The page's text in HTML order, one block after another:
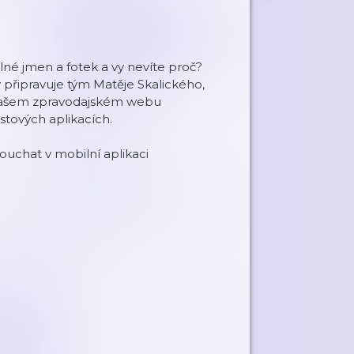
jmen a fotek a vy nevíte proč?
tým Matěje Skalického,
zpravodajském webu
aplikacích.
v mobilní aplikaci